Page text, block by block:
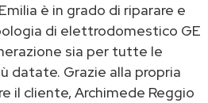
è in grado di riparare e
di elettrodomestico GE
sia per tutte le
datate. Grazie alla propria
il cliente, Archimede Reggio